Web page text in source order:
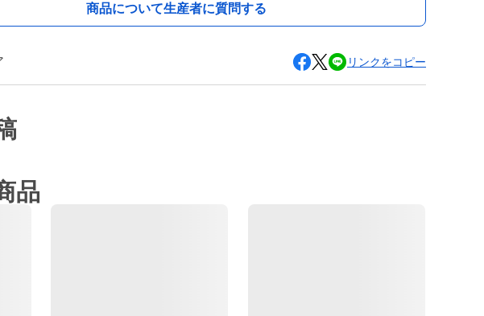
商品について生産者に質問する
リンクをコピー
品